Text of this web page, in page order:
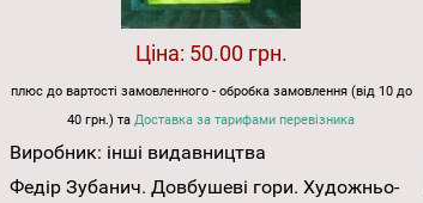
Ціна: 50.00 грн.
плюс до вартості замовленного - обробка замовлення (від 10 до
40 грн.) таДоставка за тарифами перевізника
Виробник: інші видавництва
Федір Зубанич. Довбушеві гори. Художньо-